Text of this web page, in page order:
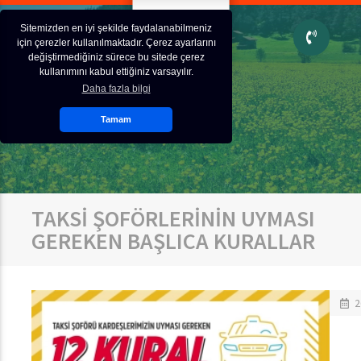
Sitemizden en iyi şekilde faydalanabilmeniz
için çerezler kullanılmaktadır. Çerez ayarlarını
değiştirmediğiniz sürece bu sitede çerez
kullanımını kabul ettiğiniz varsayılır.
Daha fazla bilgi
Tamam
TAKSİ ŞOFÖRLERİNİN UYMASI
GEREKEN BAŞLICA KURALLAR